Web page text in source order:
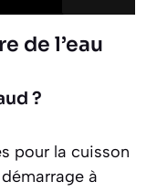
de l’eau
?
pour la cuisson
à